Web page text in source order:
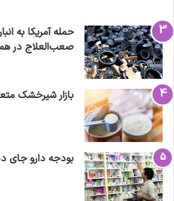
حمله آمریکا به
صعب‌العلاج در
بازار شیرخشک
بودجه دارو جای